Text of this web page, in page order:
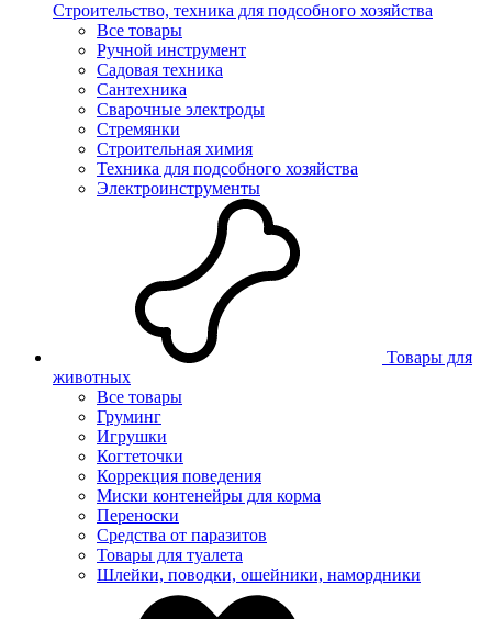
Строительство, техника для подсобного хозяйства
Все товары
Ручной инструмент
Садовая техника
Сантехника
Сварочные электроды
Стремянки
Строительная химия
Техника для подсобного хозяйства
Электроинструменты
Товары для
животных
Все товары
Груминг
Игрушки
Когтеточки
Коррекция поведения
Миски контенейры для корма
Переноски
Средства от паразитов
Товары для туалета
Шлейки, поводки, ошейники, намордники